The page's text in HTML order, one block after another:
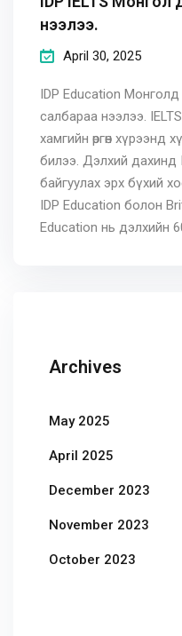
нээлээ.
April 30, 2025
IDP Education Монголд
салбараа нээлээ.
хамгийн өргөн хүрээнд
билээ. Дэлхий дахинд
байгуулах эрх бүхий
IDP Education болон
Education нь дэлхийн
Archives
May 2025
April 2025
December 2023
November 2023
October 2023